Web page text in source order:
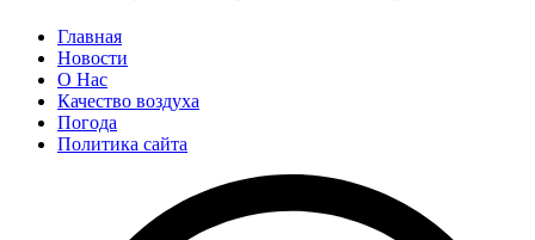
Главная
Новости
О Нас
Качество воздуха
Погода
Политика сайта